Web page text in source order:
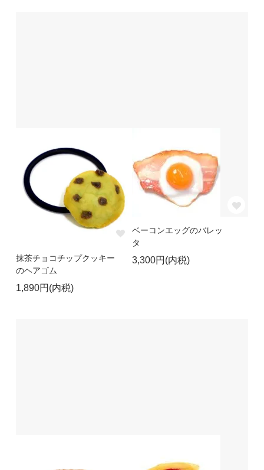
抹茶チョコチップクッキー
のヘアゴム
1,890円(内税)
ベーコンエッグのバレッ
タ
3,300円(内税)